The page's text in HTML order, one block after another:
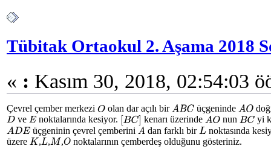
Tübitak Ortaokul 2. Aşama 2018
« : Kasım 30, 2018, 02:54:03
Çevrel çember merkezi Oolan dar açılı bir ABC üçgeninde AO
Dve E noktalarında kesiyor. [BC] kenarı üzerinde AO nun BC yi
ADE üçgeninin çevrel çemberini A dan farklı birLnoktasında
üzere K,L,M ,O noktalarının çemberdeş olduğunu gösteriniz.